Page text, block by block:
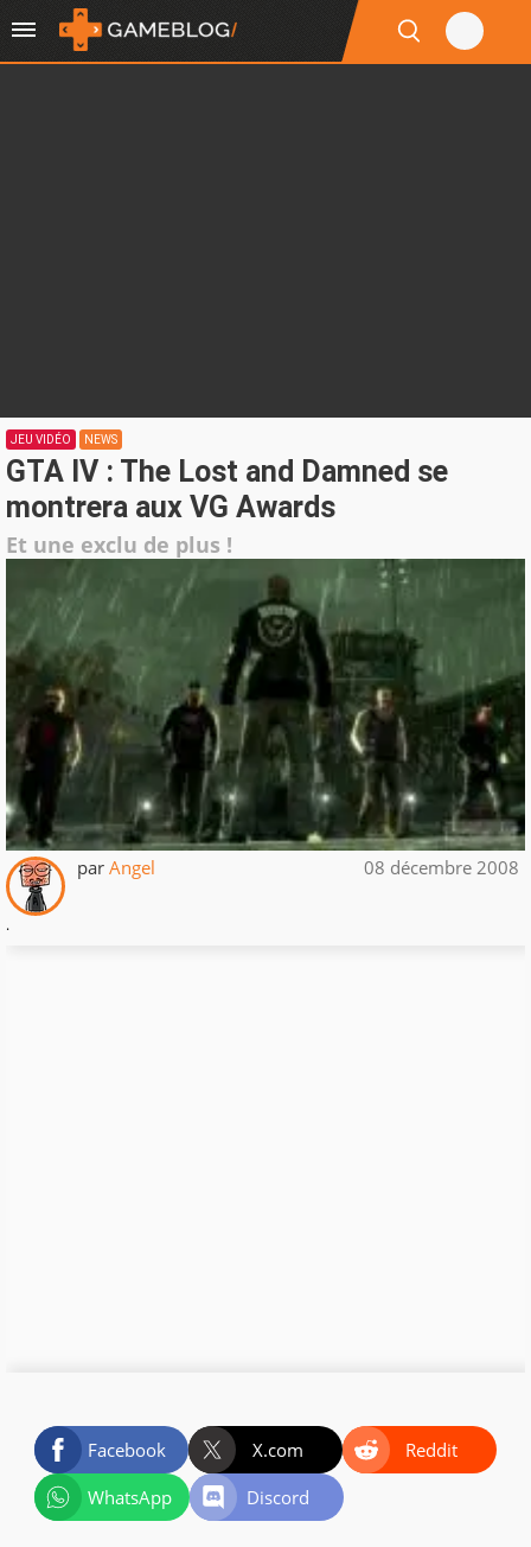
JEU VIDÉO NEWS
GTA IV : The Lost and Damned se
montrera aux VG Awards
Et une exclu de plus !
par Angel 08 décembre 2008
.
Facebook X.com
Reddit
WhatsApp
Discord